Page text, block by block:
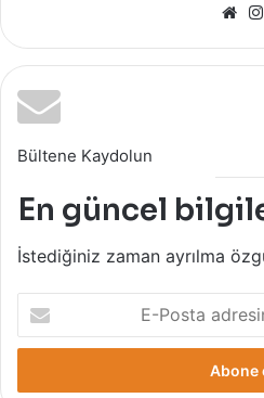
Web
Bültene Kaydolun
En güncel
İstediğiniz zaman ayrılma
E-
Posta
adresinizi